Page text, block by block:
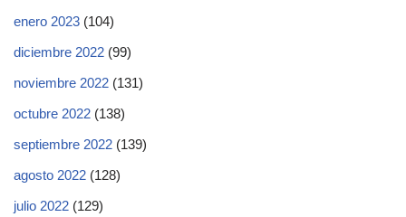
enero 2023 (104)
diciembre 2022 (99)
noviembre 2022 (131)
octubre 2022 (138)
septiembre 2022 (139)
agosto 2022 (128)
julio 2022 (129)